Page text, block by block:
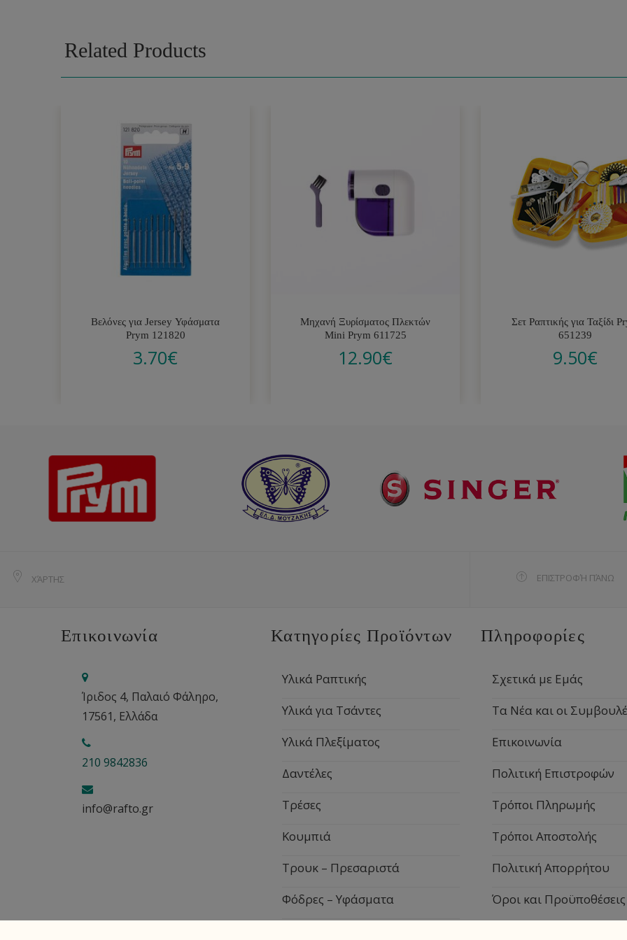
Related Products
Βελόνες για Jersey Υφάσματα
Prym 121820
3.70€
Μηχανή Ξυρίσματος Πλεκτών
Mini Prym 611725
12.90€
Σετ Ραπτικής για Ταξίδι
651239
9.50€
ΧΆΡΤΗΣ ΕΠΙΣΤΡΟΦΉ ΠΆΝΩ
Επικοινωνία
Ίριδος 4, Παλαιό Φάληρο,
17561, Ελλάδα
210 9842836
info@rafto.gr
Κατηγορίες Προϊόντων
Υλικά Ραπτικής
Υλικά για Τσάντες
Υλικά Πλεξίματος
Δαντέλες
Τρέσες
Κουμπιά
Τρουκ – Πρεσαριστά
Φόδρες – Υφάσματα
Πληροφορίες
Σχετικά με Εμάς
Τα Νέα και οι
Επικοινωνία
Πολιτική Επιστροφών
Τρόποι Πληρωμής
Τρόποι Αποστολής
Πολιτική Απορρήτου
Όροι και Προϋποθέσεις